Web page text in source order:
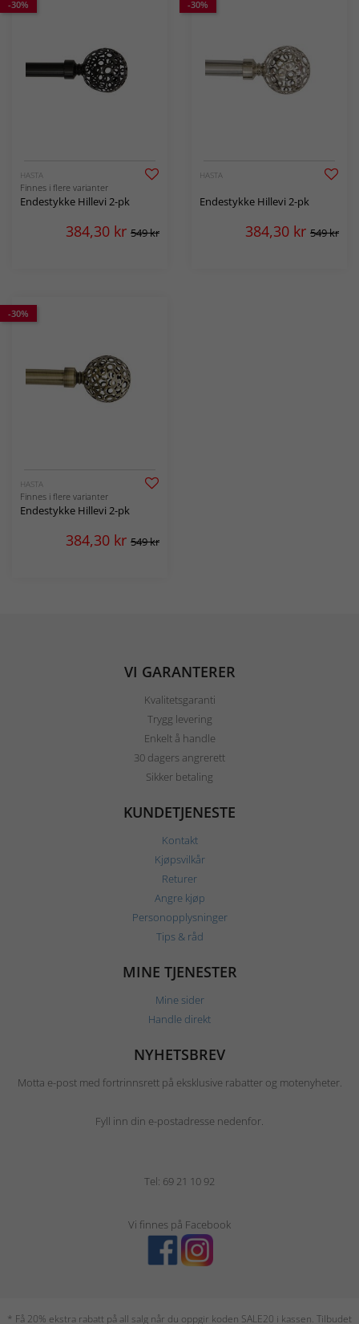
-30%
HASTA
Finnes i flere varianter
Endestykke Hillevi 2-pk
384,30 kr 549 kr
-30%
HASTA
Endestykke Hillevi 2-pk
384,30 kr 549 kr
-30%
HASTA
Finnes i flere varianter
Endestykke Hillevi 2-pk
384,30 kr 549 kr
VI GARANTERER
Kvalitetsgaranti
Trygg levering
Enkelt å handle
30 dagers angrerett
Sikker betaling
KUNDETJENESTE
Kontakt
Kjøpsvilkår
Returer
Angre kjøp
Personopplysninger
Tips & råd
MINE TJENESTER
Mine sider
Handle direkt
NYHETSBREV
Motta e-post med fortrinnsrett på eksklusive rabatter og motenyheter.
Fyll inn din e-postadresse nedenfor.
Tel: 69 21 10 92
Vi finnes på Facebook
* Få 20% ekstra rabatt på all salg når du oppgir koden SALE20 i kassen. Tilbudet